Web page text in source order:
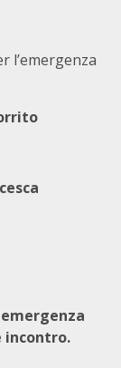
l’emergenza
incontro.